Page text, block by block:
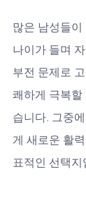
많은 남성들
나이가 들며
부전 문제로
쾌하게 극복할
습니다. 그중
게 새로운 활
표적인 선택지